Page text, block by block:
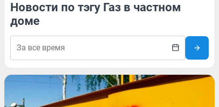
Новости по тэгу Газ в частном
доме